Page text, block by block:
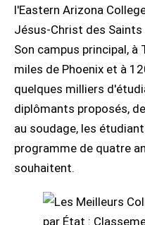
l'Eastern Arizona
Jésus-Christ des
Son campus principal, à
miles de Phoenix et à
quelques milliers
diplômants proposés,
au soudage, les
programme de quatre
souhaitent.